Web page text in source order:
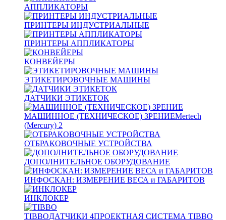
АППЛИКАТОРЫ
ПРИНТЕРЫ ИНДУСТРИАЛЬНЫЕ
ПРИНТЕРЫ АППЛИКАТОРЫ
КОНВЕЙЕРЫ
ЭТИКЕТИРОВОЧНЫЕ МАШИНЫ
ДАТЧИКИ ЭТИКЕТОК
МАШИННОЕ (ТЕХНИЧЕСКОЕ) ЗРЕНИЕMertech
(Mercury) 2
ОТБРАКОВОЧНЫЕ УСТРОЙСТВА
ДОПОЛНИТЕЛЬНОЕ ОБОРУДОВАНИЕ
ИНФОСКАН: ИЗМЕРЕНИЕ ВЕСА и ГАБАРИТОВ
ИНКЛОКЕР
TIBBOДАТЧИКИ 4ПРОЕКТНАЯ СИСТЕМА TIBBO